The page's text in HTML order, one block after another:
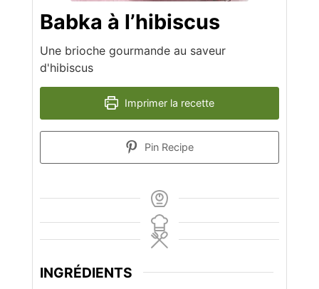
Babka à l’hibiscus
Une brioche gourmande au saveur
d'hibiscus
Imprimer la recette
Pin Recipe
INGRÉDIENTS